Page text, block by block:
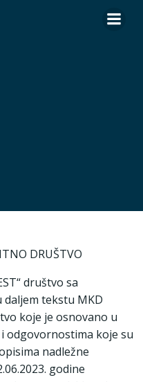
DRUŠTVO
društvo sa
tekstu MKD
koje je osnovano u
odgovornostima koje su
nadležne
godine